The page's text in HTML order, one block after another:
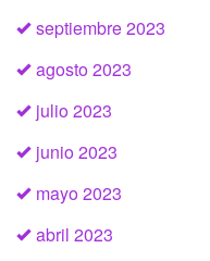
septiembre 2023
agosto 2023
julio 2023
junio 2023
mayo 2023
abril 2023